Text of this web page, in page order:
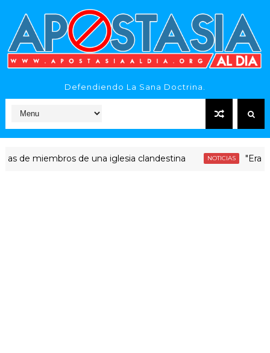
Defendiendo La Sana Doctrina.
miembros de una iglesia clandestina NOTICIAS "Era dinero